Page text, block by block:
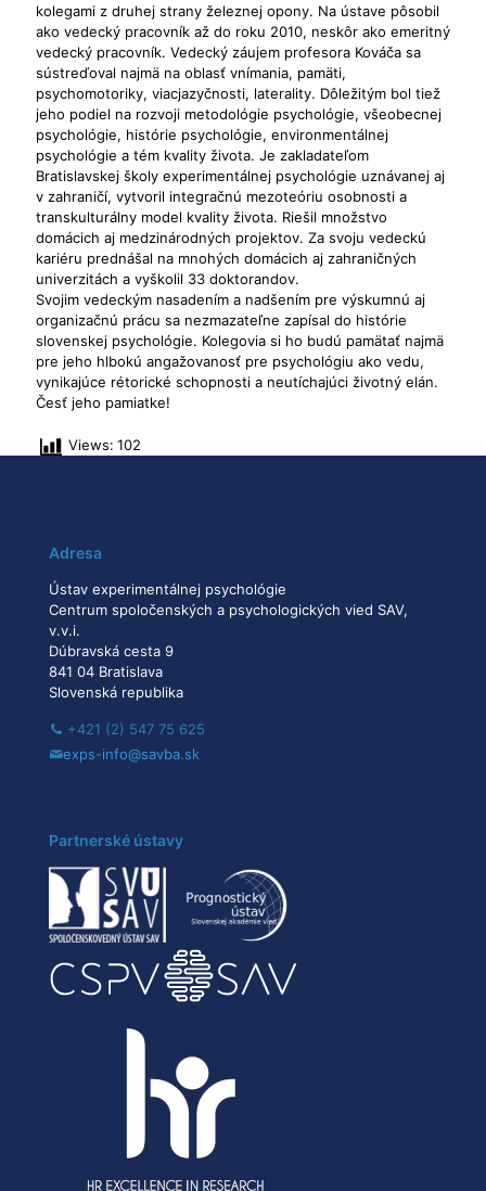
kolegami z druhej strany železnej opony. Na ústave pôsobil
ako vedecký pracovník až do roku 2010, neskôr ako emeritný
vedecký pracovník. Vedecký záujem profesora Kováča sa
sústreďoval najmä na oblasť vnímania, pamäti,
psychomotoriky, viacjazyčnosti, laterality. Dôležitým bol tiež
jeho podiel na rozvoji metodológie psychológie, všeobecnej
psychológie, histórie psychológie, environmentálnej
psychológie a tém kvality života. Je zakladateľom
Bratislavskej školy experimentálnej psychológie uznávanej aj
v zahraničí, vytvoril integračnú mezoteóriu osobnosti a
transkulturálny model kvality života. Riešil množstvo
domácich aj medzinárodných projektov. Za svoju vedeckú
kariéru prednášal na mnohých domácich aj zahraničných
univerzitách a vyškolil 33 doktorandov.
Svojim vedeckým nasadením a nadšením pre výskumnú aj
organizačnú prácu sa nezmazateľne zapísal do histórie
slovenskej psychológie. Kolegovia si ho budú pamätať najmä
pre jeho hlbokú angažovanosť pre psychológiu ako vedu,
vynikajúce rétorické schopnosti a neutíchajúci životný elán.
Česť jeho pamiatke!
Views: 102
Adresa
Ústav experimentálnej psychológie
Centrum spoločenských a psychologických vied SAV,
v.v.i.
Dúbravská cesta 9
841 04 Bratislava
Slovenská republika
+421 (2) 547 75 625
exps-info@savba.sk
Partnerské ústavy